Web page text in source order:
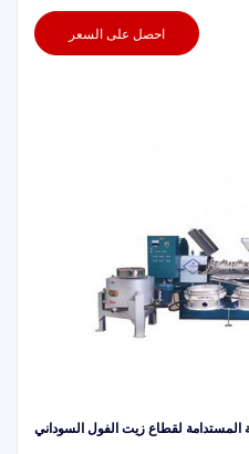
احصل على السعر
المستدامة لقطاع زيت الفول السوداني